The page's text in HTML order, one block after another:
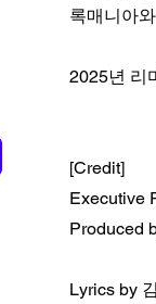
록매니아
2025년 리
[Credit]
Executive
Produced
Lyrics by